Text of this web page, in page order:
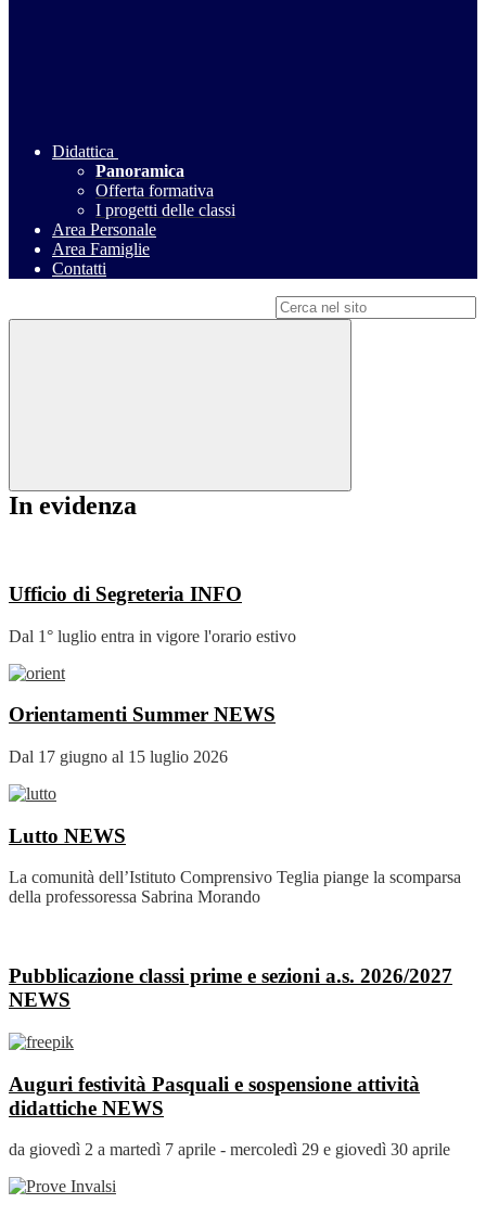
Didattica
Panoramica
Offerta formativa
I progetti delle classi
Area Personale
Area Famiglie
Contatti
In evidenza
Ufficio di Segreteria INFO
Dal 1° luglio entra in vigore l'orario estivo
Orientamenti Summer NEWS
Dal 17 giugno al 15 luglio 2026
Lutto NEWS
La comunità dell’Istituto Comprensivo Teglia piange la scomparsa
della professoressa Sabrina Morando
Pubblicazione classi prime e sezioni a.s. 2026/2027
NEWS
Auguri festività Pasquali e sospensione attività
didattiche NEWS
da giovedì 2 a martedì 7 aprile - mercoledì 29 e giovedì 30 aprile